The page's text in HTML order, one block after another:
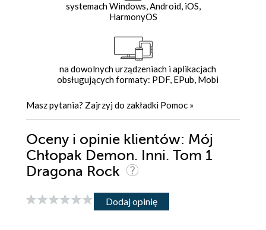
systemach Windows, Android, iOS,
HarmonyOS
na dowolnych urządzeniach i aplikacjach
obsługujących formaty: PDF, EPub, Mobi
Masz pytania? Zajrzyj do zakładki Pomoc »
Oceny i opinie klientów: Mój
Chłopak Demon. Inni. Tom 1
Dragona Rock
Dodaj opinię